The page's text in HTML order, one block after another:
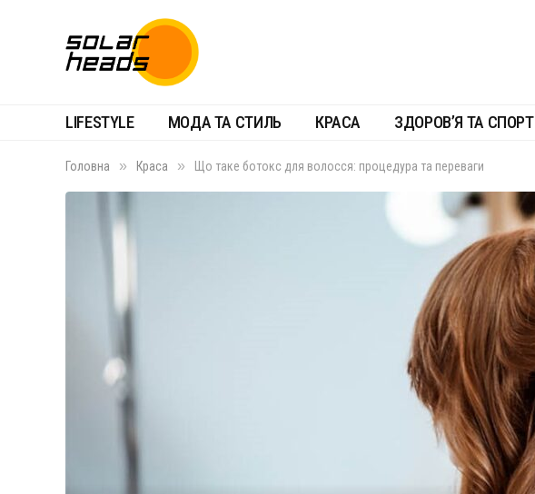
LIFESTYLE МОДА ТА СТИЛЬ КРАСА ЗДОРОВ’Я ТА СПОРТ
Головна » Краса » Що таке ботокс для волосся: процедура та переваги